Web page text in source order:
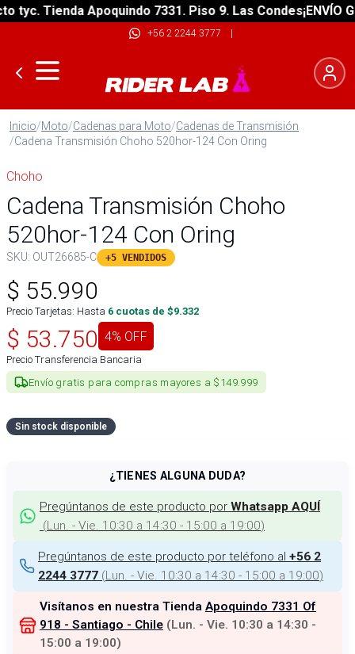
Tienda Apoquindo 7331. Piso 9. Las Condes¡ENVÍO
+56 2 2244 3777 |
Inicio/Moto/Cadenas para Moto/Cadenas de Transmisión
/Cadena Transmisión Choho 520hor-124 Con Oring
Choho
Cadena Transmisión Choho
520hor-124 Con Oring
SKU: OUT26685-C +5 VENDIDOS
$ 55.990
Precio Tarjetas: Hasta 6 cuotas de $9.332
$ 53.750 4% OFF
Precio Transferencia Bancaria
Envío gratis para compras mayores a $149.999
Sin stock disponible
¿TIENES ALGUNA DUDA?
Pregúntanos de este producto por Whatsapp AQUÍ
(Lun. - Vie. 10:30 a 14:30 - 15:00 a 19:00)
Pregúntanos de este producto por teléfono al +56 2
2244 3777 (Lun. - Vie. 10:30 a 14:30 - 15:00 a 19:00)
Visítanos en nuestra Tienda Apoquindo 7331 Of
918 - Santiago - Chile (Lun. - Vie. 10:30 a 14:30 -
15:00 a 19:00)